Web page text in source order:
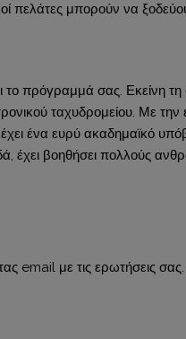
πελάτες μπορούν να
σας. Εκείνη τη
ταχυδρομείου. Με
ένα ευρύ ακαδημαϊκό
έχει βοηθήσει πολλούς
email με τις ερωτήσεις σας.